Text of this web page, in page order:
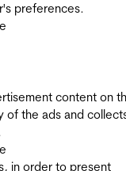
preferences.
content on
of the ads and
in order to present